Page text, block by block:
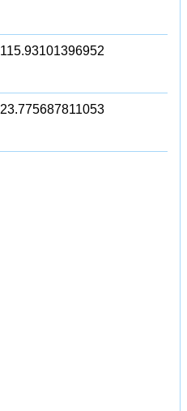
115.93101396952
23.775687811053